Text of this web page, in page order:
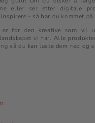
eller ser etter digitale
- så har du kommet på
er for den kreative som vil
vi har. Alle
så du kan laste dem ned og